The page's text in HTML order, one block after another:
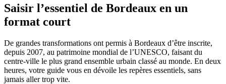
Saisir l’essentiel de Bordeaux en un
format court
De grandes transformations ont permis à Bordeaux d’être inscrite,
depuis 2007, au patrimoine mondial de l’UNESCO, faisant du
centre-ville le plus grand ensemble urbain classé au monde. En deux
heures, votre guide vous en dévoile les repères essentiels, sans
jamais aller trop vite.